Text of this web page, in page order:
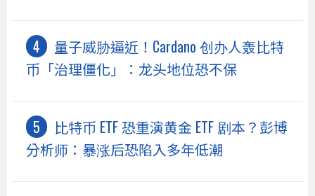
量子威胁逼近！Cardano 创办人轰比特
币「治理僵化」：龙头地位恐不保
比特币 ETF 恐重演黄金 ETF 剧本？彭博
分析师：暴涨后恐陷入多年低潮